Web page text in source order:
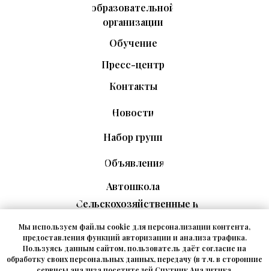
образовательной
организации
Пресс-центр
Контакты
Обучение
Автошкола
Промышленная
безопасность
Транспортная безопасность
Сельскохозяйственные и
Новости
Объявления
Набор групп
Мы используем файлы cookie для персонализации контента,
предоставления функций авторизации и анализа трафика.
Пользуясь данным сайтом, пользователь даёт согласие на
обработку своих персональных данных, передачу (в т.ч. в сторонние